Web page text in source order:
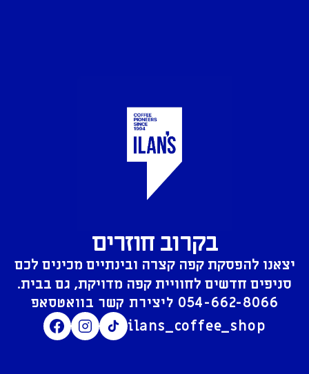
בקרוב חוזרים
יצאנו להפסקת קפה קצרה ובינתיים מכינים לכם
סניפים חדשים לחוויית קפה מדויקת, גם בבית.
054-662-8066
ilans_coffee_shop